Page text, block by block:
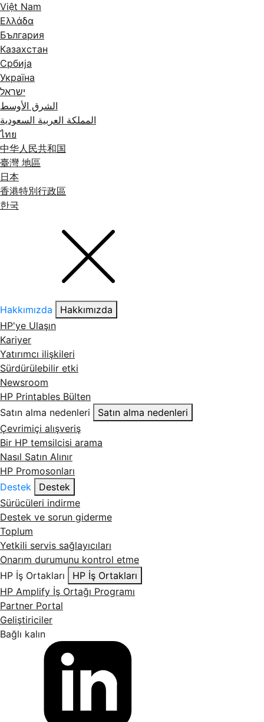
Việt Nam
Ελλάδα
България
Казахстан
Србија
Україна
ישראל
الشرق الأوسط
المملكة العربية السعودية
ไทย
中华人民共和国
臺灣 地區
日本
香港特別行政區
한국
Hakkımızda
Hakkımızda
HP'ye Ulaşın
Kariyer
Yatırımcı ilişkileri
Sürdürülebilir etki
Newsroom
HP Printables Bülten
Satın alma nedenleri
Satın alma nedenleri
Çevrimiçi alışveriş
Bir HP temsilcisi arama
Nasıl Satın Alınır
HP Promosonları
Destek
Destek
Sürücüleri indirme
Destek ve sorun giderme
Toplum
Yetkili servis sağlayıcıları
Onarım durumunu kontrol etme
HP İş Ortakları
HP İş Ortakları
HP Amplify İş Ortağı Programı
Partner Portal
Geliştiriciler
Bağlı kalın